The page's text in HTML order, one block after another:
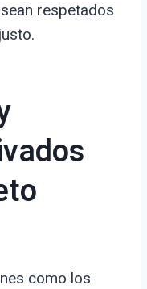
respetados
como los